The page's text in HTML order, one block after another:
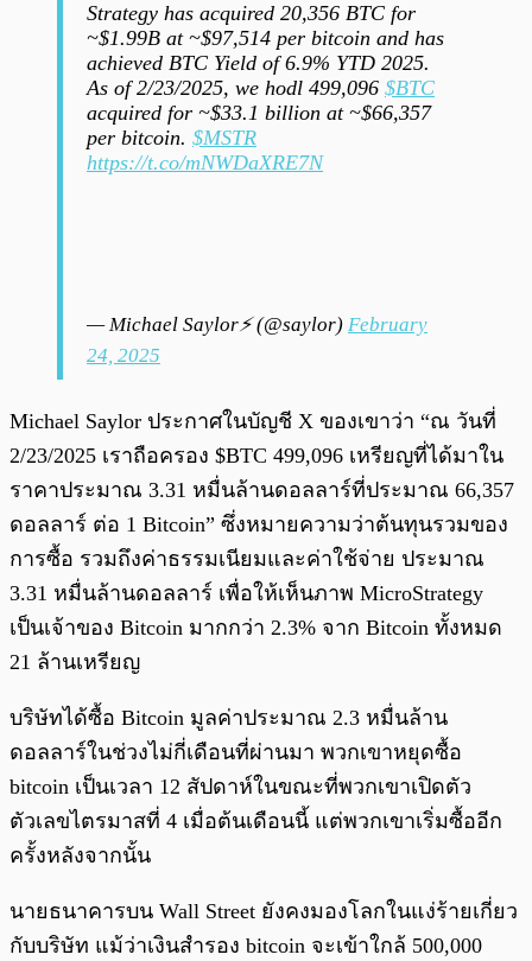
Strategy has acquired 20,356 BTC for
~$1.99B at ~$97,514 per bitcoin and has
achieved BTC Yield of 6.9% YTD 2025.
As of 2/23/2025, we hodl 499,096 $BTC
acquired for ~$33.1 billion at ~$66,357
per bitcoin. $MSTR
https://t.co/mNWDaXRE7N
— Michael Saylor⚡️ (@saylor) February
24, 2025
Michael Saylor ประกาศในบัญชี X ของเขาว่า “ณ วันที่
2/23/2025 เราถือครอง $BTC 499,096 เหรียญที่ได้มาใน
ราคาประมาณ 3.31 หมื่นล้านดอลลาร์ที่ประมาณ 66,357
ดอลลาร์ ต่อ 1 Bitcoin” ซึ่งหมายความว่าต้นทุนรวมของ
การซื้อ รวมถึงค่าธรรมเนียมและค่าใช้จ่าย ประมาณ
3.31 หมื่นล้านดอลลาร์ เพื่อให้เห็นภาพ MicroStrategy
เป็นเจ้าของ Bitcoin มากกว่า 2.3% จาก Bitcoin ทั้งหมด
21 ล้านเหรียญ
บริษัทได้ซื้อ Bitcoin มูลค่าประมาณ 2.3 หมื่นล้าน
ดอลลาร์ในช่วงไม่กี่เดือนที่ผ่านมา พวกเขาหยุดซื้อ
bitcoin เป็นเวลา 12 สัปดาห์ในขณะที่พวกเขาเปิดตัว
ตัวเลขไตรมาสที่ 4 เมื่อต้นเดือนนี้ แต่พวกเขาเริ่มซื้ออีก
ครั้งหลังจากนั้น
นายธนาคารบน Wall Street ยังคงมองโลกในแง่ร้ายเกี่ยว
กับบริษัท แม้ว่าเงินสำรอง bitcoin จะเข้าใกล้ 500,000